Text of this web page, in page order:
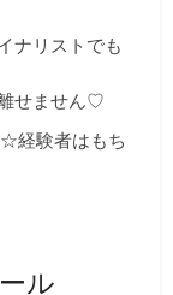
ナリストでも
せません♡
経験者はもち
ル